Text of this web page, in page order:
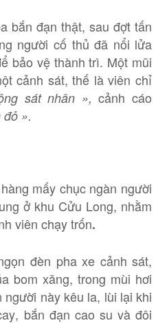
bắn đạn thật, sau đợt tấn
người cố thủ đã nổi lửa
bảo vệ thành trì. Một mũi
cảnh sát, thế là viên chỉ
sát nhân »,cảnh cáo
».
mấy chục ngàn người
ở khu Cửu Long, nhằm
viên chạy trốn.
đèn pha xe cảnh sát,
bom xăng, trong mùi hơi
này kêu la, lùi lại khi
bắn đạn cao su và đôi